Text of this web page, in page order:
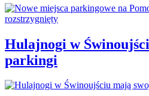
Hulajnogi w
parkingi